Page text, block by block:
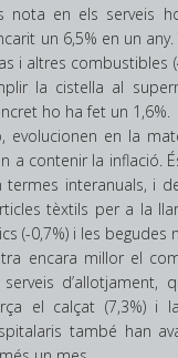
nota en els serveis
un 6,5% en un
i altres
la cistella al
ho ha fet un 1,6%.
evolucionen en la
a contenir la inflació.
interanuals, i
tèxtils per a la
(-0,7%) i les begudes
encara millor el
d’allotjament,
el calçat (7,3%) i
també han